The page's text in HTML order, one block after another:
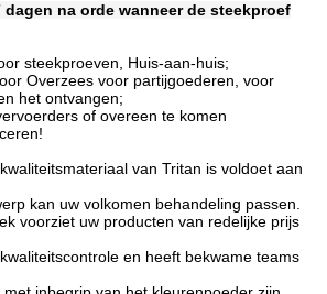
dagen na orde wanneer de steekproef
steekproeven, Huis-aan-huis;
Overzees voor partijgoederen, voor
het ontvangen;
of overeen te komen
van Tritan is voldoet aan
kan uw volkomen behandeling passen.
voorziet uw producten van redelijke prijs
en heeft bekwame teams